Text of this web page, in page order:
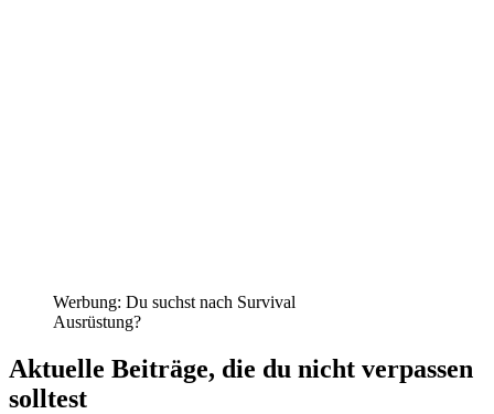
Werbung: Du suchst nach Survival
Ausrüstung?
Aktuelle Beiträge, die du nicht verpassen
solltest